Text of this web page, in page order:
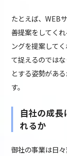
たとえば、WEB
善提案をしてく
ングを提案して
て捉えるのでは
とする姿勢があ
す。
自社の成長
れるか
御社の事業は日